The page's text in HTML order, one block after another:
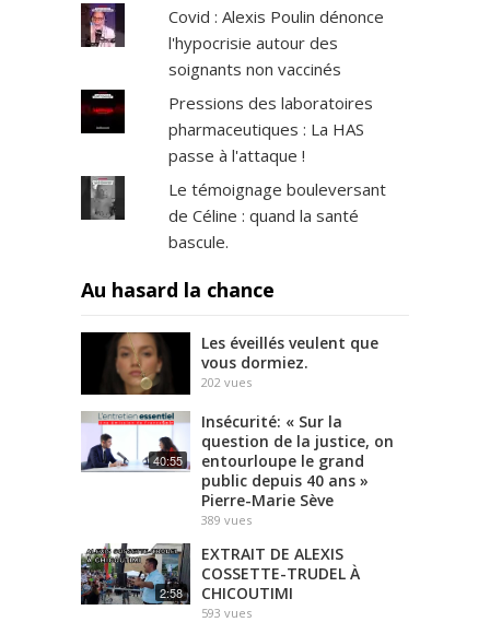
Covid : Alexis Poulin dénonce
l'hypocrisie autour des
soignants non vaccinés
Pressions des laboratoires
pharmaceutiques : La HAS
passe à l'attaque !
Le témoignage bouleversant
de Céline : quand la santé
bascule.
Au hasard la chance
Les éveillés veulent que
vous dormiez.
202 vues
40:55
Insécurité: « Sur la
question de la justice, on
entourloupe le grand
public depuis 40 ans »
Pierre-Marie Sève
389 vues
2:58
EXTRAIT DE ALEXIS
COSSETTE-TRUDEL À
CHICOUTIMI
593 vues